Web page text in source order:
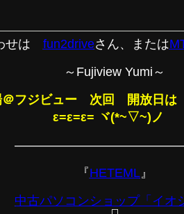
せは fun2driveさん、または
～Fujiview Yumi～
＠フジビュー 次回 開放日は
ε=ε=ε= ヾ(*~▽~)ノ
『HETEML』
中古パソコンショップ「イオ